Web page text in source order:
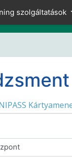
szolgáltatások